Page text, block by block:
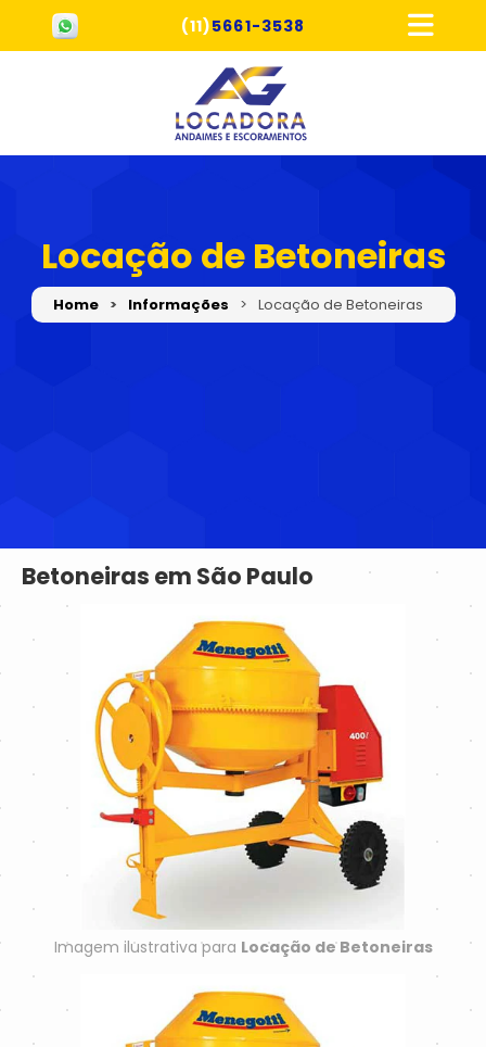
(11)5661-3538
Locação de Betoneiras
Home Informações Locação de Betoneiras
Betoneiras em São Paulo
Imagem ilustrativa para Locação de Betoneiras